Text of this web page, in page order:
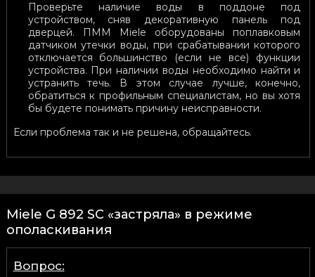
Проверьте наличие воды в поддоне под
устройством, сняв декоративную панель под
дверцей. ПММ Miele оборудованы поплавковым
датчиком утечки воды, при срабатывании которого
отключается большинство (если не все) функции
устройства. При наличии воды необходимо найти и
устранить течь. В этом случае лучше, конечно,
обратиться к профильным специалистам, но вы хотя
бы будете понимать причину неисправности.
Если проблема так и не решена, обращайтесь.
Miele G 892 SC «застряла» в режиме
ополаскивания
Вопрос: